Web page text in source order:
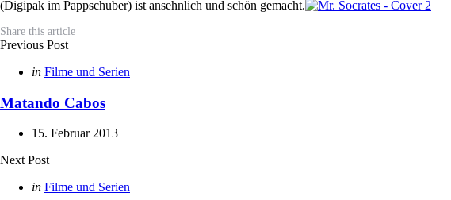
(Digipak im Pappschuber) ist ansehnlich und schön gemacht.
Share this article
Post
navigation
Previous Post
Posted
in Filme und Serien
Matando Cabos
15. Februar 2013
Next Post
Posted
in Filme und Serien